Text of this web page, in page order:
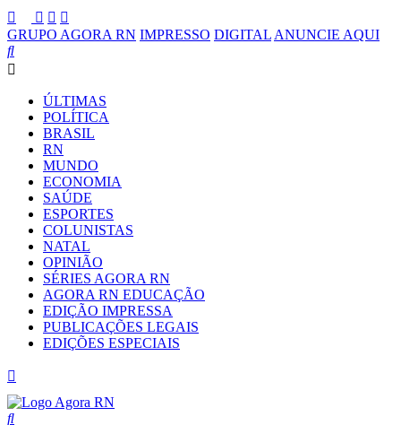
GRUPO AGORA RN IMPRESSO DIGITAL ANUNCIE AQUI
ÚLTIMAS
POLÍTICA
BRASIL
RN
MUNDO
ECONOMIA
SAÚDE
ESPORTES
COLUNISTAS
NATAL
OPINIÃO
SÉRIES AGORA RN
AGORA RN EDUCAÇÃO
EDIÇÃO IMPRESSA
PUBLICAÇÕES LEGAIS
EDIÇÕES ESPECIAIS